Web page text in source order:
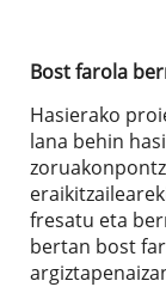
Bost farola
Hasierako
lana behin
fresatu eta
bertan bost